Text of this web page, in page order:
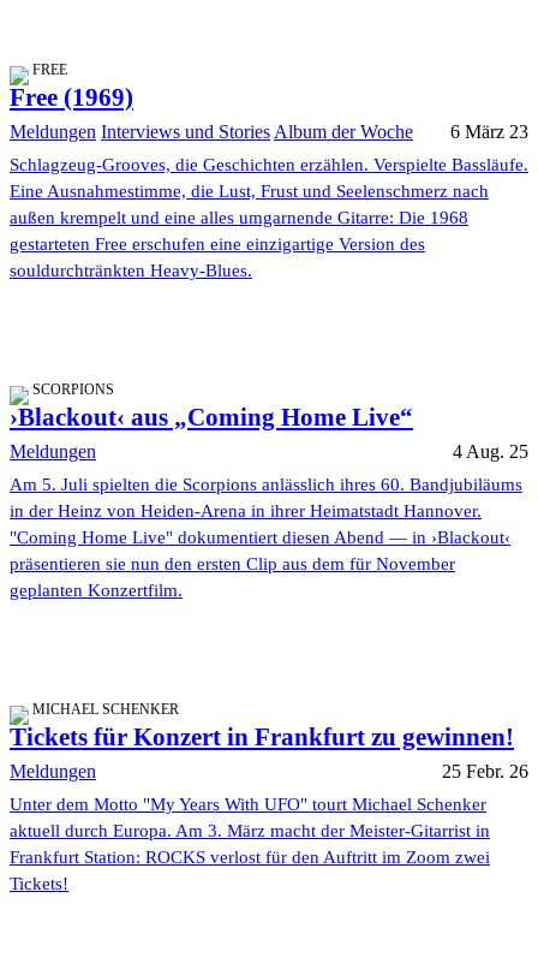
FREE
Free (1969)
Meldungen Interviews und StoriesAlbum der Woche 6 März 23
Schlagzeug-Grooves, die Geschichten erzählen. Verspielte Bassläufe.
Eine Ausnahmestimme, die Lust, Frust und Seelenschmerz nach
außen krempelt und eine alles umgarnende Gitarre: Die 1968
gestarteten Free erschufen eine einzigartige Version des
souldurchtränkten Heavy-Blues.
SCORPIONS
›Blackout‹ aus „Coming Home Live“
Meldungen 4 Aug. 25
Am 5. Juli spielten die Scorpions anlässlich ihres 60. Bandjubiläums
in der Heinz von Heiden-Arena in ihrer Heimatstadt Hannover.
"Coming Home Live" dokumentiert diesen Abend — in ›Blackout‹
präsentieren sie nun den ersten Clip aus dem für November
geplanten Konzertfilm.
MICHAEL SCHENKER
Tickets für Konzert in Frankfurt zu gewinnen!
Meldungen 25 Febr. 26
Unter dem Motto "My Years With UFO" tourt Michael Schenker
aktuell durch Europa. Am 3. März macht der Meister-Gitarrist in
Frankfurt Station: ROCKS verlost für den Auftritt im Zoom zwei
Tickets!